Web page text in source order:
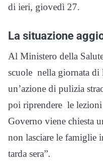
di ieri, giovedì 27.
La situazione
Al Ministero della
scuole nella giornata di
un’azione di pulizia
poi riprendere le
Governo viene chiesta
non lasciare le famiglie
tarda sera”.